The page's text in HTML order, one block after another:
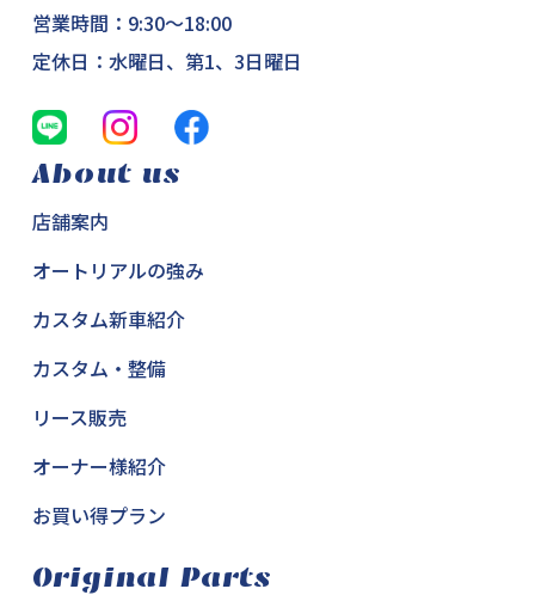
営業時間：9:30～18:00
定休日：水曜日、第1、3日曜日
About us
店舗案内
オートリアルの強み
カスタム新車紹介
カスタム・整備
リース販売
オーナー様紹介
お買い得プラン
Original Parts